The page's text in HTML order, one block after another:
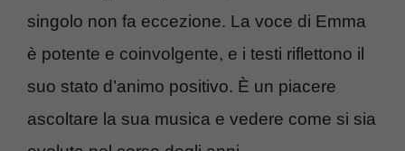
singolo non fa eccezione. La voce di Emma
è potente e coinvolgente, e i testi riflettono il
suo stato d’animo positivo. È un piacere
ascoltare la sua musica e vedere come si sia